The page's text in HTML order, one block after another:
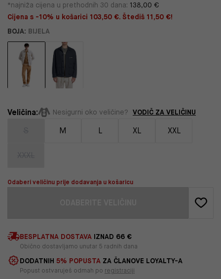
*najniža cijena u prethodnih 30 dana: 138,00 €
Cijena s -10% u košarici 103,50 €. Štediš 11,50 €!
BOJA: BIJELA
Veličina: Nesigurni oko veličine? VODIČ ZA VELIČINU
M L XL XXL
Odaberi veličinu prije dodavanja u košaricu
BESPLATNA DOSTAVA IZNAD 66 €
Obično dostavljamo unutar 5 radnih dana
DODATNIH 5% POPUSTA ZA ČLANOVE LOYALTY-A
Popust ostvaruješ odmah po registraciji